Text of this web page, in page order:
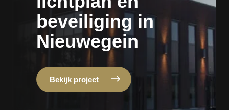
beveiliging in
Nieuwegein
Bekijk project